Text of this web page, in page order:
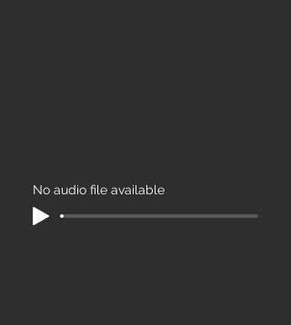
No audio file available